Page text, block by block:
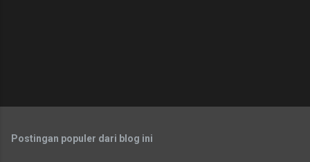
Postingan populer dari blog ini